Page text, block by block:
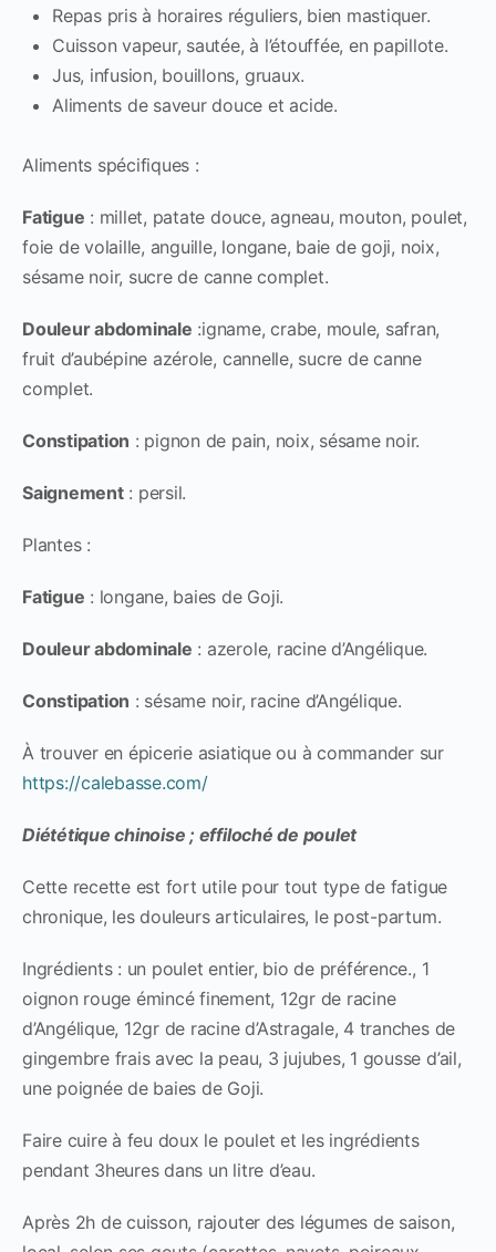
Repas pris à horaires réguliers, bien mastiquer.
Cuisson vapeur, sautée, à l’étouffée, en papillote.
Jus, infusion, bouillons, gruaux.
Aliments de saveur douce et acide.
Aliments spécifiques :
Fatigue : millet, patate douce, agneau, mouton, poulet,
foie de volaille, anguille, longane, baie de goji, noix,
sésame noir, sucre de canne complet.
Douleur abdominale :igname, crabe, moule, safran,
fruit d’aubépine azérole, cannelle, sucre de canne
complet.
Constipation : pignon de pain, noix, sésame noir.
Saignement: persil.
Plantes :
Fatigue : longane, baies de Goji.
Douleur abdominale : azerole, racine d’Angélique.
Constipation : sésame noir, racine d’Angélique.
À trouver en épicerie asiatique ou à commander sur
https://calebasse.com/
Diététique chinoise ; effiloché de poulet
Cette recette est fort utile pour tout type de fatigue
chronique, les douleurs articulaires, le post-partum.
Ingrédients : un poulet entier, bio de préférence., 1
oignon rouge émincé finement, 12gr de racine
d’Angélique, 12gr de racine d’Astragale, 4 tranches de
gingembre frais avec la peau, 3 jujubes, 1 gousse d’ail,
une poignée de baies de Goji.
Faire cuire à feu doux le poulet et les ingrédients
pendant 3heures dans un litre d’eau.
Après 2h de cuisson, rajouter des légumes de saison,